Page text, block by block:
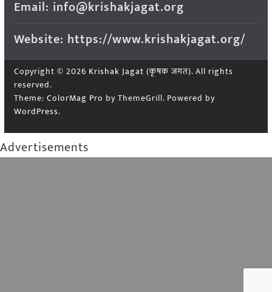
Email: info@krishakjagat.org
Website: https://www.krishakjagat.org/
Copyright © 2026 Krishak Jagat (कृषक जगत). All rights
reserved.
Theme: ColorMag Pro by ThemeGrill. Powered by
WordPress.
Advertisements